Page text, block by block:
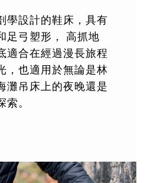
學設計的鞋床，具有
足弓塑形， 高抓地
適合在經過漫長旅程
，也適用於無論是林
灘吊床上的夜晚還是
索。